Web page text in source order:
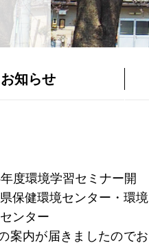
お知らせ
度環境学習セミナー開
健環境センター・環境
ンター
案内が届きましたのでお